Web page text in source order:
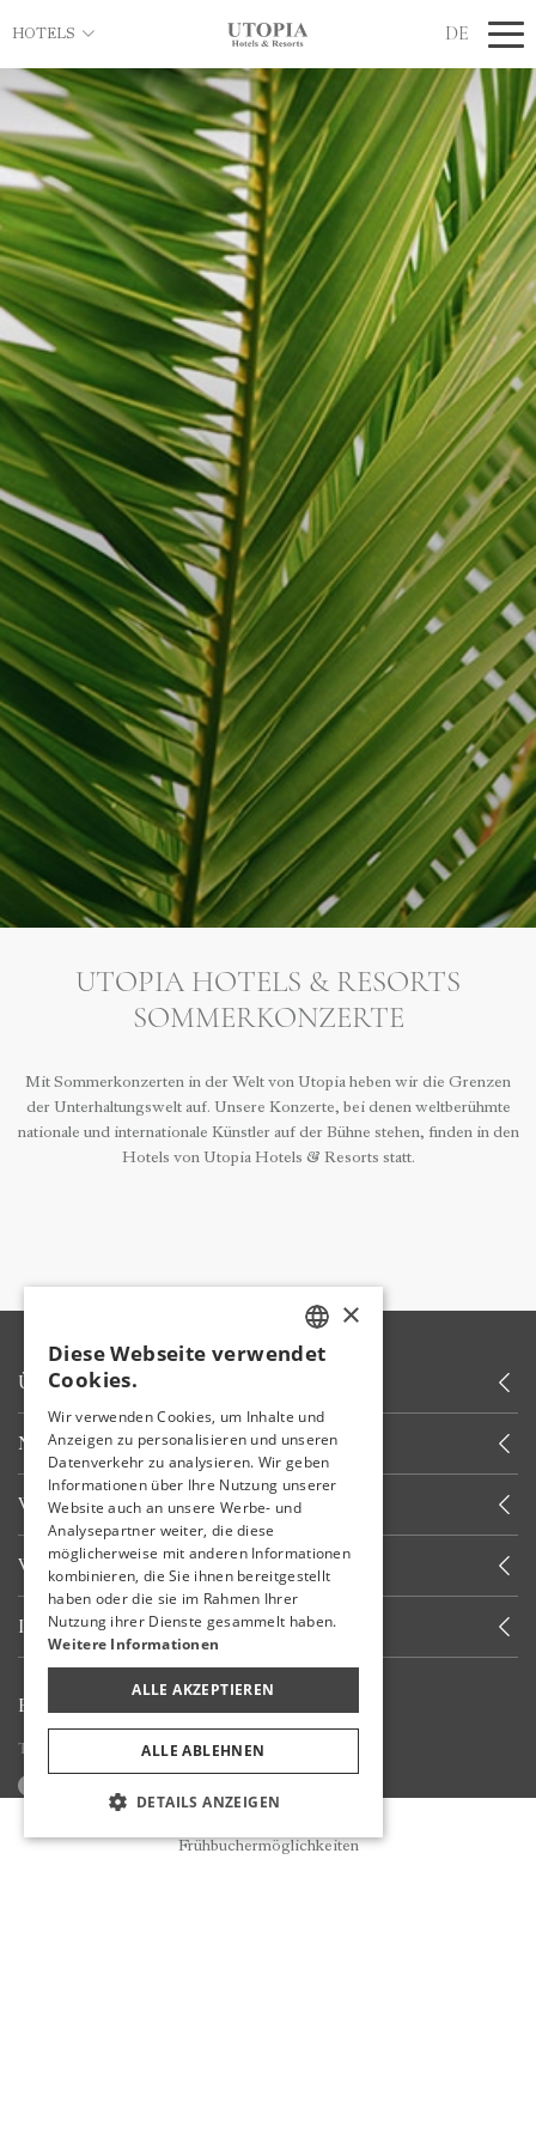
HOTELS DE
UTOPIA HOTELS & RESORTS
SOMMERKONZERTE
Mit Sommerkonzerten in der Welt von Utopia heben wir die Grenzen
der Unterhaltungswelt auf. Unsere Konzerte, bei denen weltberühmte
nationale und internationale Künstler auf der Bühne stehen, finden in den
Hotels von Utopia Hotels & Resorts statt.
ÜBER UNS
NEUIGKEITEN
WEITERE LINKS
WIR RUFEN SIE AN
INFORMIERT WERDEN
BLEIBEN SIE BEI UNS
Teilen Sie Ihre Erfahrungen mit uns
Frühbuchermöglichkeiten
TURKISH
GERMAN
RUSSIAN
×
Diese Webseite verwendet
Cookies.
Wir verwenden Cookies, um Inhalte und
Anzeigen zu personalisieren und unseren
Datenverkehr zu analysieren. Wir geben
Informationen über Ihre Nutzung unserer
Website auch an unsere Werbe- und
Analysepartner weiter, die diese
möglicherweise mit anderen Informationen
kombinieren, die Sie ihnen bereitgestellt
haben oder die sie im Rahmen Ihrer
Nutzung ihrer Dienste gesammelt haben.
Weitere Informationen
ALLE AKZEPTIEREN
ALLE ABLEHNEN
DETAILS ANZEIGEN